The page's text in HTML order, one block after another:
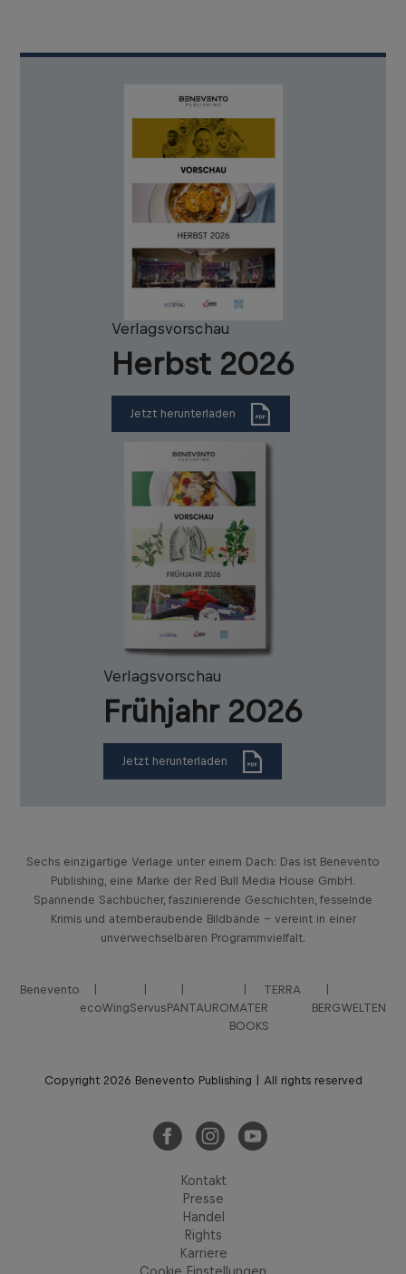
Verlagsvorschau
Herbst 2026
Jetzt herunterladen
Verlagsvorschau
Frühjahr 2026
Jetzt herunterladen
Sechs einzigartige Verlage unter einem Dach: Das ist Benevento
Publishing, eine Marke der Red Bull Media House GmbH.
Spannende Sachbücher, faszinierende Geschichten, fesselnde
Krimis und atemberaubende Bildbände – vereint in einer
unverwechselbaren Programmvielfalt.
Benevento
ecoWingServusPANTAURO
TERRA
MATER
BOOKS
BERGWELTEN
Copyright 2026 Benevento Publishing | All rights reserved
Kontakt
Presse
Handel
Rights
Karriere